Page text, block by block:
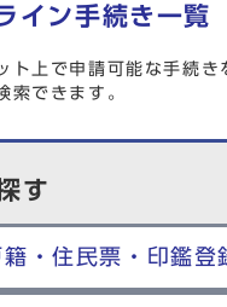
イン手続き一覧
ト上で申請可能な手続き
索できます。
す
籍・住民票・印鑑登